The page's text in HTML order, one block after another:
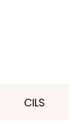
CILS